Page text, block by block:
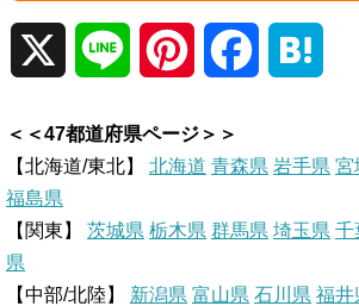
n n c t
＜＜47都道府県ページ＞＞
【北海道/東北】 北海道 青森県 岩手県 宮
福島県
【関東】 茨城県 栃木県 群馬県 埼玉県 千
県
【中部/北陸】 新潟県 富山県 石川県 福井